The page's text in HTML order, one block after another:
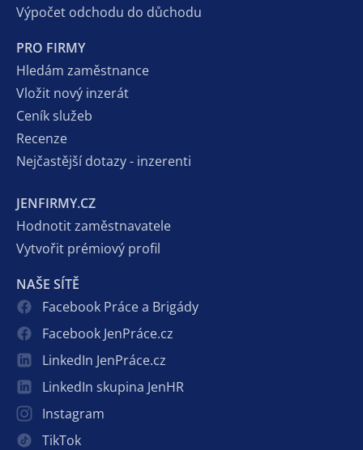
Výpočet odchodu do důchodu
PRO FIRMY
Hledám zaměstnance
Vložit nový inzerát
Ceník služeb
Recenze
Nejčastější dotazy - inzerenti
JENFIRMY.CZ
Hodnotit zaměstnavatele
Vytvořit prémiový profil
NAŠE SÍTĚ
Facebook Práce a Brigády
Facebook JenPráce.cz
LinkedIn JenPráce.cz
LinkedIn skupina JenHR
Instagram
TikTok